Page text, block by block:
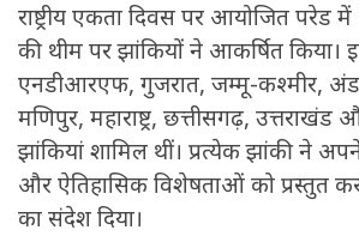
राष्ट्रीय एकता दिवस पर आयोजित परेड
की थीम पर झांकियों ने आकर्षित किया।
एनडीआरएफ, गुजरात, जम्मू-कश्मीर,
मणिपुर, महाराष्ट्र, छत्तीसगढ़, उत्तराखंड
झांकियां शामिल थीं। प्रत्येक झांकी ने अपने
और ऐतिहासिक विशेषताओं को प्रस्तुत
का संदेश दिया।